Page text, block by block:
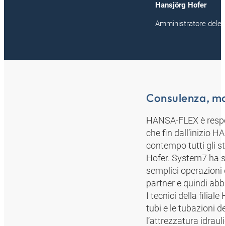
Hansjörg Hofer
Amministratore
Consulenza,
HANSA-FLEX è
che fin dall’inizio
contempo tutti gli
Hofer. System7 ha
semplici operazioni
partner e quindi
I tecnici della filiale
tubi e le tubazioni
l’attrezzatura